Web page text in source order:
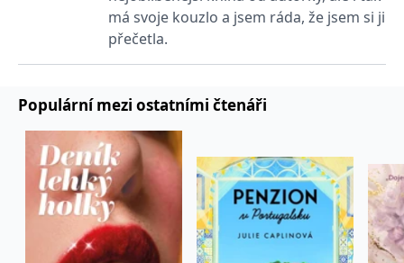
má svoje kouzlo a jsem ráda, že jsem si ji
přečetla.
Populární mezi ostatními čtenáři
používáme k měření
používání webu pro
sledovacím souborem
cookie. Umožňuje nám
test_cookie
Google LLC
.doubleclick.net
15 minut
Tento soubor cookie
nastavuje společnost
DoubleClick (kterou
vlastní společnost
Google), aby zjistila, zda
prohlížeč návštěvníka